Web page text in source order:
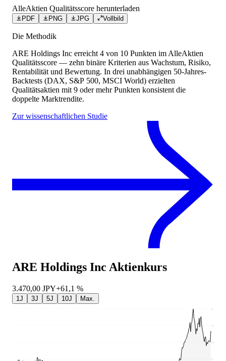
AlleAktien Qualitätsscore herunterladen
PDF PNG JPG Vollbild
Die Methodik
ARE Holdings Inc erreicht 4 von 10 Punkten im AlleAktien
Qualitätsscore — zehn binäre Kriterien aus Wachstum, Risiko,
Rentabilität und Bewertung. In drei unabhängigen 50-Jahres-
Backtests (DAX, S&P 500, MSCI World) erzielten
Qualitätsaktien mit 9 oder mehr Punkten konsistent die
doppelte Marktrendite.
Zur wissenschaftlichen Studie
ARE Holdings Inc Aktienkurs
3.470,00 JPY+61,1 %
1J 3J 5J 10J Max.
2.324
3.008
3.691
4.375